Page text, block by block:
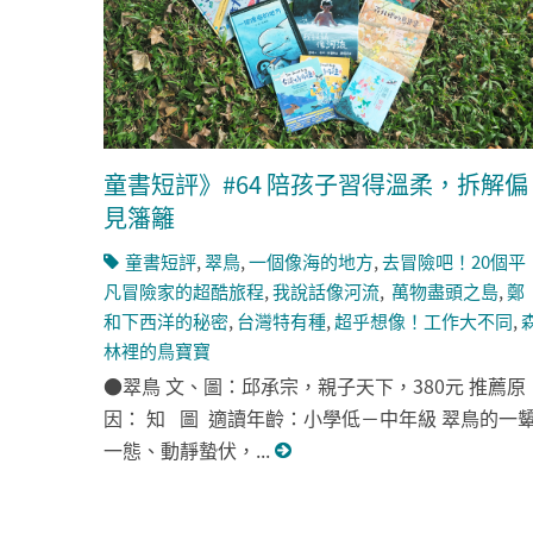
童書短評》#64 陪孩子習得溫柔，拆解偏
見籓籬
童書短評,翠鳥,一個像海的地方,去冒險吧！20個平
凡冒險家的超酷旅程,我說話像河流, 萬物盡頭之島,鄭
和下西洋的秘密, 台灣特有種,超乎想像！工作大不同,
林裡的鳥寶寶
●翠鳥 文、圖：邱承宗，親子天下，380元 推薦原
因： 知 圖 適讀年齡：小學低－中年級 翠鳥的一
一態、動靜蟄伏，...